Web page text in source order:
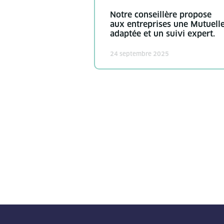
Notre conseillère propose
aux entreprises une
adaptée et un suivi expert.
24 septembre 2025